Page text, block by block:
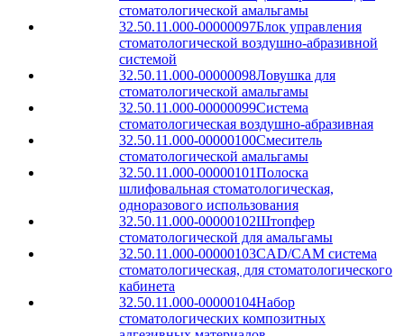
стоматологической амальгамы
32.50.11.000-00000097Блок управления
стоматологической воздушно-абразивной
системой
32.50.11.000-00000098Ловушка для
стоматологической амальгамы
32.50.11.000-00000099Система
стоматологическая воздушно-абразивная
32.50.11.000-00000100Смеситель
стоматологической амальгамы
32.50.11.000-00000101Полоска
шлифовальная стоматологическая,
одноразового использования
32.50.11.000-00000102Штопфер
стоматологической для амальгамы
32.50.11.000-00000103CAD/CAM система
стоматологическая, для стоматологического
кабинета
32.50.11.000-00000104Набор
стоматологических композитных